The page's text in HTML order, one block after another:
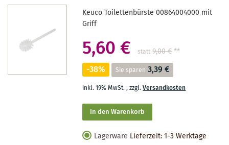
Keuco Toilettenbürste 00864004000 mit
Griff
5,60 € statt 9,00 €**
-38% Sie sparen 3,39 €
inkl. 19% MwSt.,zzgl.Versandkosten
In den Warenkorb
Lagerware Lieferzeit: 1-3 Werktage